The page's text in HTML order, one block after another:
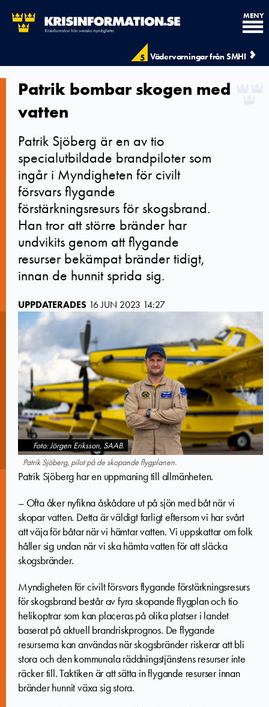
5 Vädervarningar från SMHI
MENY
Patrik bombar skogen med
vatten
Patrik Sjöberg är en av tio
specialutbildade brandpiloter som
ingår i Myndigheten för civilt
försvars flygande
förstärkningsresurs för skogsbrand.
Han tror att större bränder har
undvikits genom att flygande
resurser bekämpat bränder tidigt,
innan de hunnit sprida sig.
UPPDATERADES 16 JUN 2023 14:27
Foto: Jörgen Eriksson, SAAB.
Patrik Sjöberg, pilot på de skopande flygplanen.
Patrik Sjöberg har en uppmaning till allmänheten.
– Ofta åker nyfikna åskådare ut på sjön med båt när vi
skopar vatten. Detta är väldigt farligt eftersom vi har svårt
att väja för båtar när vi hämtar vatten. Vi uppskattar om folk
håller sig undan när vi ska hämta vatten för att släcka
skogsbränder.
Myndigheten för civilt försvars flygande förstärkningsresurs
för skogsbrand består av fyra skopande flygplan och tio
helikoptrar som kan placeras på olika platser i landet
baserat på aktuell brandriskprognos. De flygande
resurserna kan användas när skogsbränder riskerar att bli
stora och den kommunala räddningstjänstens resurser inte
räcker till. Taktiken är att sätta in flygande resurser innan
bränder hunnit växa sig stora.